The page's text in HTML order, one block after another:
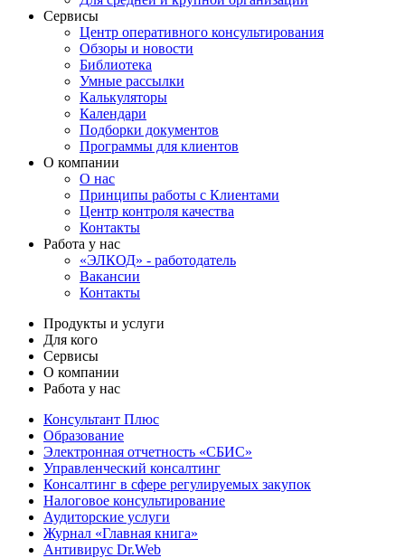
Сервисы
Центр оперативного консультирования
Обзоры и новости
Библиотека
Умные рассылки
Калькуляторы
Календари
Подборки документов
Программы для клиентов
О компании
О нас
Принципы работы с Клиентами
Центр контроля качества
Контакты
Работа у нас
«ЭЛКОД» - работодатель
Вакансии
Контакты
Продукты и услуги
Для кого
Сервисы
О компании
Работа у нас
Консультант Плюс
Образование
Электронная отчетность «СБИС»
Управленческий консалтинг
Консалтинг в сфере регулируемых закупок
Налоговое консультирование
Аудиторские услуги
Журнал «Главная книга»
Антивирус Dr.Web